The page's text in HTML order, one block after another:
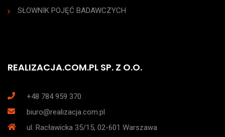
SŁOWNIK POJĘĆ BADAWCZYCH
REALIZACJA.COM.PL SP. Z O.O.
+48 784 959 370
biuro@realizacja.com.pl
ul. Racławicka 35/15, 02-601 Warszawa